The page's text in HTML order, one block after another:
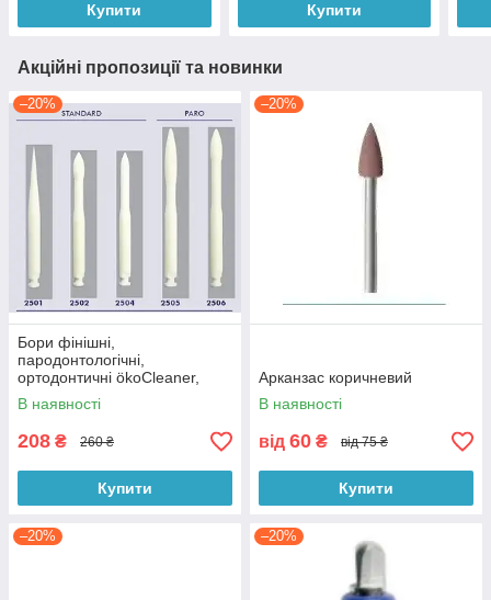
Купити Купити
Акційні пропозиції та новинки
–20%
Бори фінішні,
пародонтологічні,
ортодонтичні ökoCleaner,
Німеччина
В наявності
208 ₴ 260 ₴
Купити
–20%
Арканзас коричневий
В наявності
від 60 ₴ від 75 ₴
Купити
–20% –20%